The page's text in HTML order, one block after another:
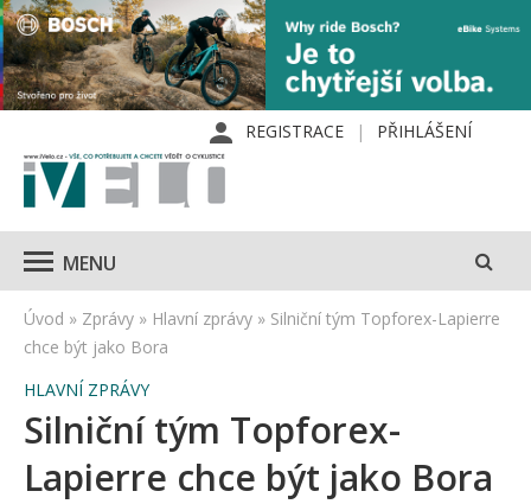
REGISTRACE PŘIHLÁŠENÍ
MENU
Úvod » Zprávy » Hlavní zprávy » Silniční tým Topforex-Lapierre
chce být jako Bora
HLAVNÍ ZPRÁVY
Silniční tým Topforex-
Lapierre chce být jako Bora